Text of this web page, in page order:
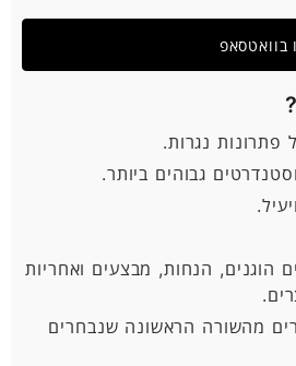
פתרונות נגרות.
גבוהים ביותר.
הוגנים, הנחות, מבצעים ואחריות
מהשורה הראשונה שנבחרים
בוואטסאפ